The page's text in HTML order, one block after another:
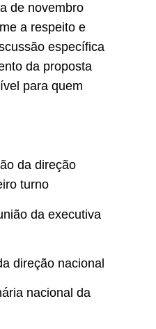
de novembro
a respeito e
específica
da proposta
para quem
da direção
turno
da executiva
direção nacional
nacional da